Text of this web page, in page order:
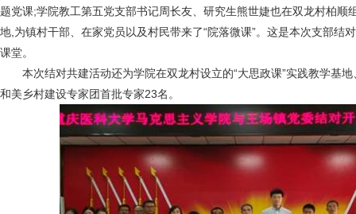
题党课;学院教工第五党支部书记周长友、研究生熊世婕也在双龙村柏顺
地,为镇村干部、在家党员以及村民带来了“院落微课”。这是本次支部结
课堂。
本次结对共建活动还为学院在双龙村设立的“大思政课”实践教学基
和美乡村建设专家团首批专家23名。